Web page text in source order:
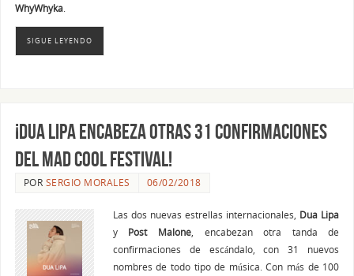
WhyWhyka.
SIGUE LEYENDO
¡Dua Lipa encabeza otras 31 confirmaciones
del Mad Cool Festival!
POR SERGIO MORALES 06/02/2018
Las dos nuevas estrellas internacionales, Dua Lipa
y Post Malone, encabezan otra tanda de
confirmaciones de escándalo, con 31 nuevos
nombres de todo tipo de música. Con más de 100